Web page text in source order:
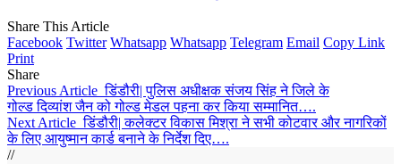
Share This Article
Facebook Twitter Whatsapp Whatsapp Telegram Email Copy Link
Print
Share
Previous Article डिंडौरी| पुलिस अधीक्षक संजय सिंह ने जिले के
गोल्ड दिव्यांश जैन को गोल्ड मेडल पहना कर किया सम्मानित….
Next Article डिंडौरी| कलेक्टर विकास मिश्रा ने सभी कोटवार और नागरिकों
के लिए आयुष्मान कार्ड बनाने के निर्देश दिए….
//